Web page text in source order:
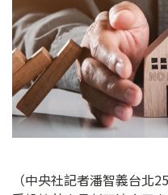
（中央社記者潘智義台北